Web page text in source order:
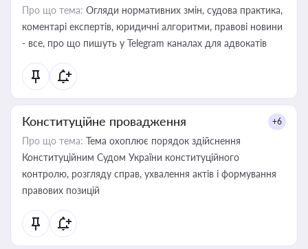
Про що тема: Огляди нормативних змін, судова практика,
коментарі експертів, юридичні алгоритми, правові новини
- все, про що пишуть у Telegram каналах для адвокатів
Конституційне провадження +6
Про що тема: Тема охоплює порядок здійснення
Конституційним Судом України конституційного
контролю, розгляду справ, ухвалення актів і формування
правових позицій